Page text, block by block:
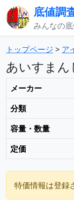
底値調
みんなの底
トップページ > ア
あいすま
メーカー
分類
容量・数量
定価
特価情報は登録